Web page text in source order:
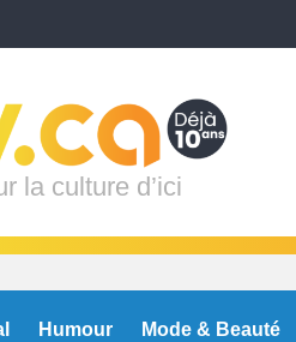
la culture d’ici
Humour Mode & Beauté